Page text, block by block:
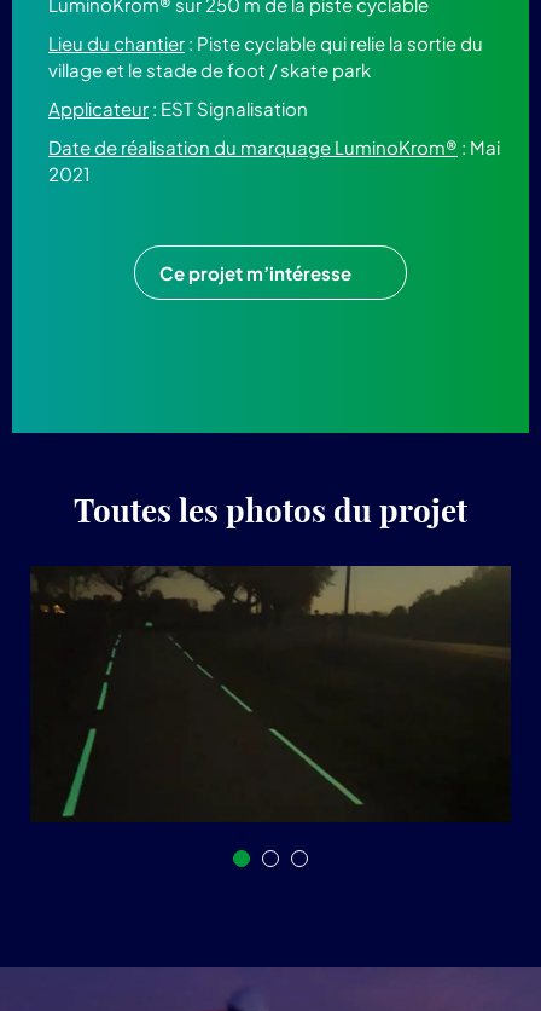
Lieu du chantier : Piste cyclable qui relie la sortie du
village et le stade de foot / skate park
Applicateur : EST Signalisation
Date de réalisation du marquage LuminoKrom® : Mai
2021
Ce projet m’intéresse
Toutes les photos du projet